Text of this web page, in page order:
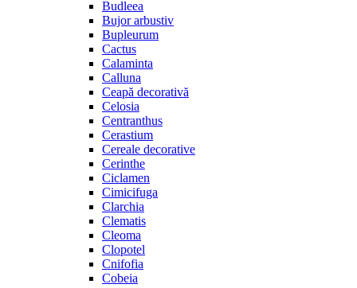
Budleea
Bujor arbustiv
Bupleurum
Cactus
Calaminta
Calluna
Ceapă decorativă
Celosia
Centranthus
Cerastium
Cereale decorative
Cerinthe
Ciclamen
Cimicifuga
Clarchia
Clematis
Cleoma
Clopotel
Cnifofia
Cobeia